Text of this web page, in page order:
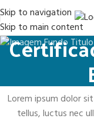
Skip to navigation
Skip to main content
Lorem ipsum dolor
tellus, luctus nec